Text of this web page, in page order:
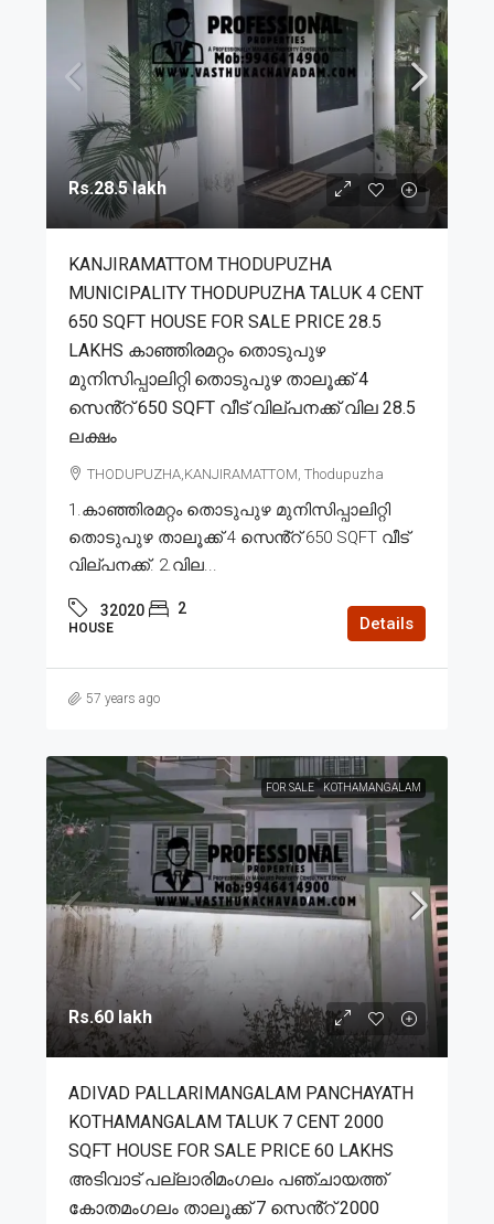
Rs.28.5 lakh
KANJIRAMATTOM THODUPUZHA
MUNICIPALITY THODUPUZHA TALUK 4 CENT
650 SQFT HOUSE FOR SALE PRICE 28.5
LAKHS കാഞ്ഞിരമറ്റം തൊടുപുഴ
മുനിസിപ്പാലിറ്റി തൊടുപുഴ താലൂക്ക് 4
സെൻ്റ് 650 SQFT വീട് വില്പനക്ക് വില 28.5
ലക്ഷം
THODUPUZHA,KANJIRAMATTOM, Thodupuzha
1.കാഞ്ഞിരമറ്റം തൊടുപുഴ മുനിസിപ്പാലിറ്റി
തൊടുപുഴ താലൂക്ക് 4 സെൻ്റ് 650 SQFT വീട്
വില്പനക്ക്. 2.വില...
32020 2
HOUSE Details
57 years ago
FOR SALE KOTHAMANGALAM
Rs.60 lakh
ADIVAD PALLARIMANGALAM PANCHAYATH
KOTHAMANGALAM TALUK 7 CENT 2000
SQFT HOUSE FOR SALE PRICE 60 LAKHS
അടിവാട് പല്ലാരിമംഗലം പഞ്ചായത്ത്
കോതമംഗലം താലൂക്ക് 7 സെൻ്റ് 2000